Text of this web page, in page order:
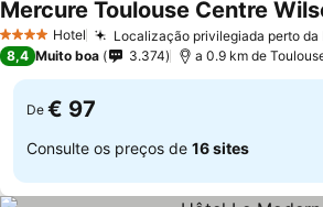
4 EstrelasHotel Localização privilegiada perto da
8,4 Muito boa 3.374 a 0.9 km de
De € 97
Consulte os preços de 16 sites